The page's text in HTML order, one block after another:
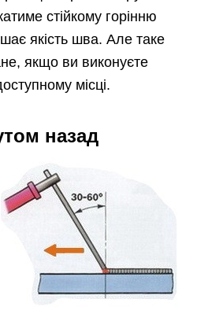
стійкому горінню
якість шва. Але таке
якщо ви виконуєте
місці.
назад